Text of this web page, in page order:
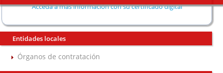
Acceda a más información con su certificado digital
Entidades locales
Órganos de contratación